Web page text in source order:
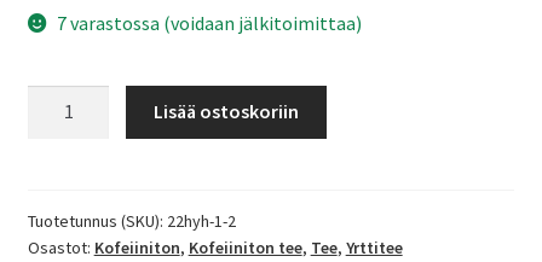
7 varastossa (voidaan jälkitoimittaa)
määrä
Lisää ostoskoriin
Tuotetunnus (SKU): 22hyh-1-2
Osastot: Kofeiiniton, Kofeiiniton tee, Tee, Yrttitee